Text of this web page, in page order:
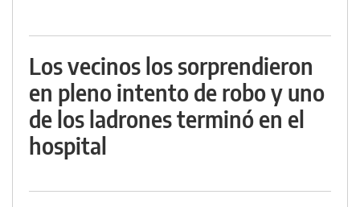
Los vecinos los sorprendieron
en pleno intento de robo y uno
de los ladrones terminó en el
hospital